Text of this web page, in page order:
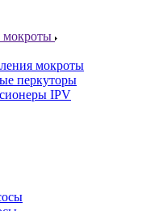
мокроты
мокроты
перкуторы
IPV